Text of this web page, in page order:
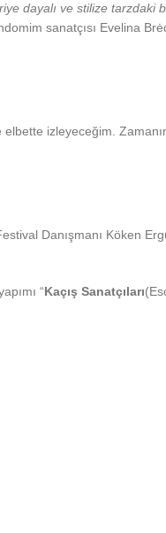
dayalı ve stilize tarzdaki
sanatçısı Evelina
elbette izleyeceğim.
Danışmanı Köken
“Kaçış Sanatçıları